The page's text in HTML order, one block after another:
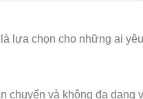
lựa chọn cho những ai
chuyển và không đa dạng